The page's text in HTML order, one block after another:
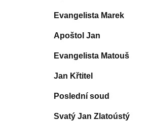
Evangelista Marek
Apoštol Jan
Evangelista Matouš
Jan Křtitel
Poslední soud
Svatý Jan Zlatoústý